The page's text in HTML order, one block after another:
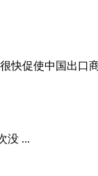
促使中国出口
没 ...